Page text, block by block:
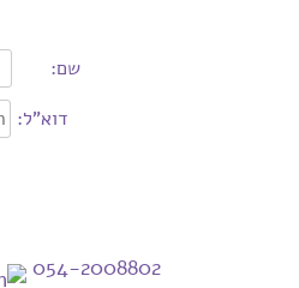
שם:
דוא"ל:
054-2008802